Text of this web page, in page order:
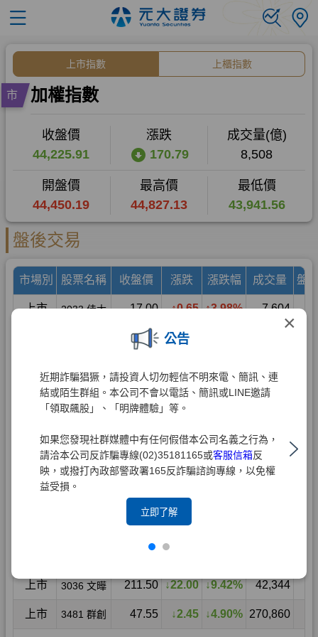
×
公告
近期詐騙猖獗，請投資人切勿輕信不明來電、簡訊、連
結或陌生群組。本公司不會以電話、簡訊或LINE邀請
「領取飆股」、「明牌體驗」等。
如果您發現社群媒體中有任何假借本公司名義之行為，
請洽本公司反詐騙專線(02)35181165或客服信箱反
映，或撥打內政部警政署165反詐騙諮詢專線，以免權
益受損。
立即了解